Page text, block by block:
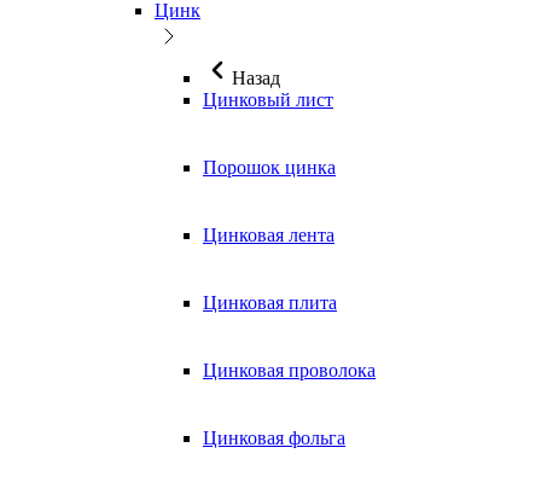
Цинк
Назад
Цинковый лист
Порошок цинка
Цинковая лента
Цинковая плита
Цинковая проволока
Цинковая фольга